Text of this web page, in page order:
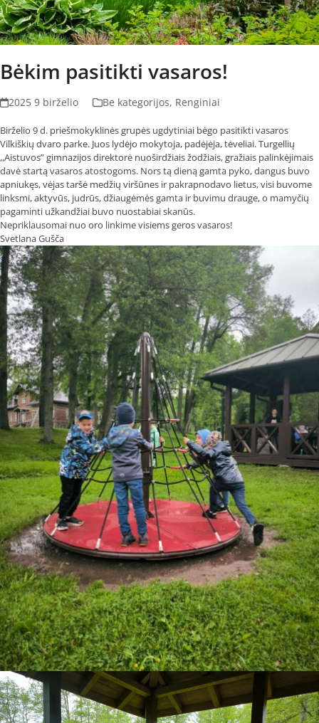
Bėkim pasitikti vasaros!
2025 9 birželio Be kategorijos, Renginiai
Birželio 9 d. priešmokyklinės grupės ugdytiniai bėgo pasitikti vasaros
Vilkiškių dvaro parke. Juos lydėjo mokytoja, padėjėja, tėveliai. Turgellių
,,Aistuvos” gimnazijos direktorė nuoširdžiais žodžiais, gražiais palinkėjimais
davė startą vasaros atostogoms. Nors tą dieną gamta pyko, dangus buvo
apniukęs, vėjas taršė medžių viršūnes ir pakrapnodavo lietus, visi buvome
linksmi, aktyvūs, judrūs, džiaugėmės gamta ir buvimu drauge, o mamyčių
pagaminti užkandžiai buvo nuostabiai skanūs.
Nepriklausomai nuo oro linkime visiems geros vasaros!
Svetlana Gušča